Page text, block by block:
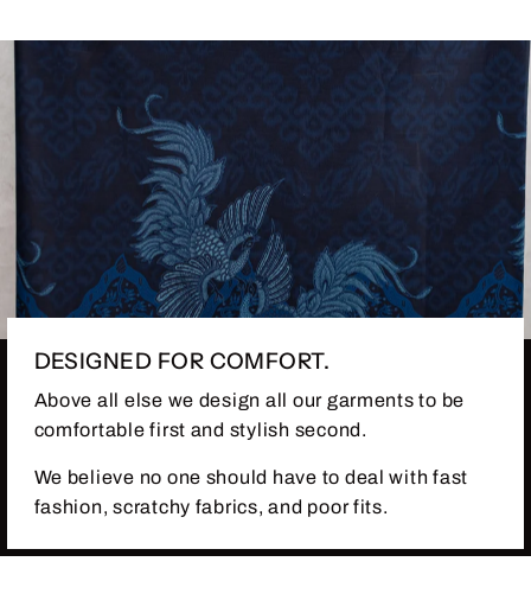
DESIGNED FOR COMFORT.
Above all else we design all our garments to be
comfortable first and stylish second.
We believe no one should have to deal with fast
fashion, scratchy fabrics, and poor fits.